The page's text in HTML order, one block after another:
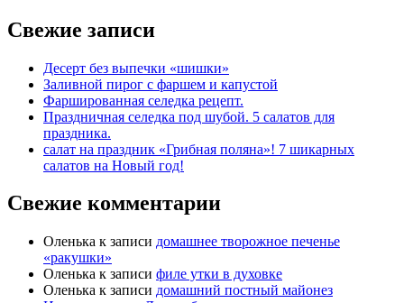
Свежие записи
Десерт без выпечки «шишки»
Заливной пирог с фаршем и капустой
Фаршированная селедка рецепт.
Праздничная селедка под шубой. 5 салатов для
праздника.
салат на праздник «Грибная поляна»! 7 шикарных
салатов на Новый год!
Свежие комментарии
Оленька к записи домашнее творожное печенье
«ракушки»
Оленька к записи филе утки в духовке
Оленька к записи домашний постный майонез